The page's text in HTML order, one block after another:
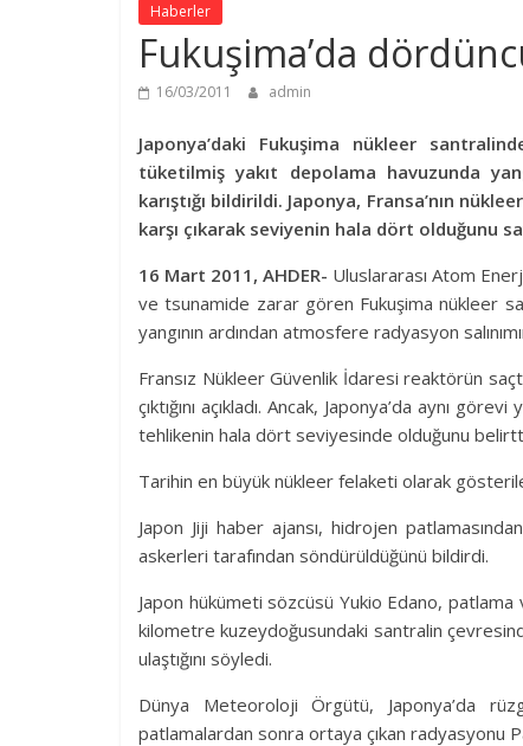
Haberler
Fukuşima’da
16/03/2011 admin
Japonya’daki Fukuşima nükleer
tüketilmiş yakıt depolama havuzunda
karıştığı bildirildi. Japonya, Fransa’nın
karşı çıkarak seviyenin hala dört olduğunu
16 Mart 2011, AHDER- Uluslararası Atom
ve tsunamide zarar gören Fukuşima nükleer
yangının ardından atmosfere radyasyon
Fransız Nükleer Güvenlik İdaresi reaktörün
çıktığını açıkladı. Ancak, Japonya’da aynı
tehlikenin hala dört seviyesinde olduğunu
Tarihin en büyük nükleer felaketi olarak
Japon Jiji haber ajansı, hidrojen patlamasından
askerleri tarafından söndürüldüğünü bildirdi.
Japon hükümeti sözcüsü Yukio Edano, patlama
kilometre kuzeydoğusundaki santralin
ulaştığını söyledi.
Dünya Meteoroloji Örgütü, Japonya’da
patlamalardan sonra ortaya çıkan radyasyonu